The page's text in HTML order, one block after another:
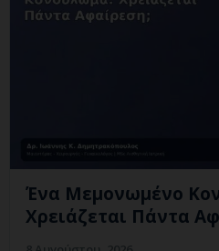
Ένα Μεμονωμένο
Χρειάζεται Πάντα